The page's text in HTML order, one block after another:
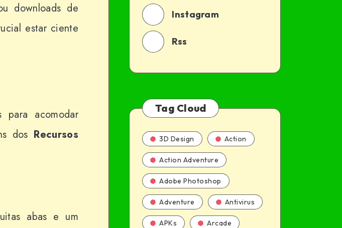
downloads de
estar ciente
para acomodar
dos Recursos
abas e um
Instagram
Rss
Tag Cloud
3D Design Action
Action Adventure
Adobe Photoshop
Adventure Antivirus
APKs Arcade